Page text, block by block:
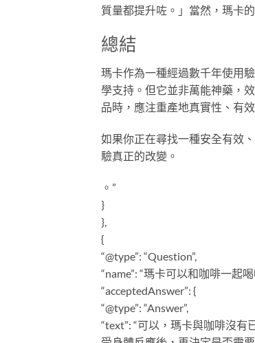
質量都提升咗。」當然，瑪卡
總結
瑪卡作為一種經過數千年使用
學支持。但它並非萬能神藥，
品時，應注重產地真實性、有
如果你正在尋找一種安全有效
驗真正的改變。
。”
}
},
{
“@type”: “Question”,
“name”: “瑪卡可以和咖啡一起喝
“acceptedAnswer”: {
“@type”: “Answer”,
“text”: “可以，瑪卡與咖啡沒